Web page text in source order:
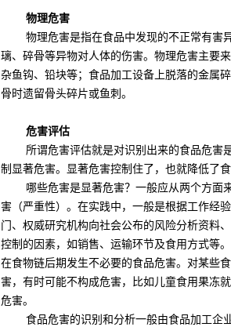
物理危害
物理危害是指在食品中发现的不正常有害异
璃、碎骨等异物对人体的伤害。物理危害主要
杂鱼钩、铅块等；食品加工设备上脱落的金属
骨时遗留骨头碎片或鱼刺。
危害评估
所谓危害评估就是对识别出来的食品危害是
制显著危害。显著危害控制住了，也就降低了食
哪些危害是显著危害？一般应从两个方面来
害（严重性）。在实践中，一般是根据工作经
门、权威研究机构向社会公布的风险分析资料
控制的因素，如销售、运输环节及食用方式等
在食物链后期发生不必要的食品危害。对某些
害，有时可能不构成危害，比如儿童食用果冻
危害。
食品危害的识别和分析一般由食品加工企业